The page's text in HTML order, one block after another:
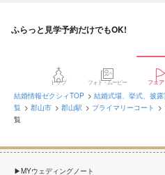
ふらっと見学予約だけでもOK!
トップ フォト・ムービー フェア
結婚情報ゼクシィTOP 結婚式場、挙式、披
覧
郡山市 郡山駅 ブライマリーコート
覧
MYウェディングノート